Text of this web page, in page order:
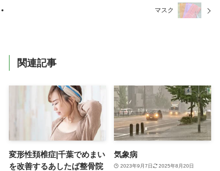
マスク
関連記事
変形性頚椎症|千葉でめまい
を改善するあしたば整骨院
気象病
2023年9月7日 2025年8月20日